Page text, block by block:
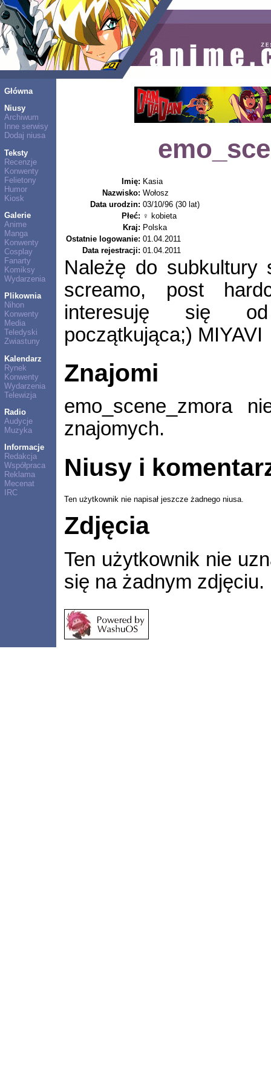
Główna
Niusy
Archiwum
Inne serwisy
Dodaj niusa
Teksty
Recenzje
Konwenty
Felietony
Humor
Kiosk
Galerie
Anime
Manga
Konwenty
Cosplay
Fanarty
Komiksy
Wydarzenia
Plikownia
Nihon
Konwenty
Media
Teledyski
Zwiastuny
Kalendarz
Rynek
Konwenty
Wydarzenia
Telewizja
Radio
Audycje
Muzyka
Informacje
Redakcja
Współpraca
Reklama
Mecenat
IRC
Imię: Kasia
Nazwisko: Wołosz
Data urodzin: 03/10/96 (30 lat)
Płeć: ♀ kobieta
Kraj: Polska
Ostatnie logowanie: 01.04.2011
Data rejestracji: 01.04.2011
Należę do subkultury
screamo, post
interesuję się
początkująca;) MIYAVI
Znajomi
emo_scene_zmora
znajomych.
Niusy i
Ten użytkownik nie napisał jeszcze żadnego niusa.
Zdjęcia
Ten użytkownik nie
się na żadnym zdjęciu.